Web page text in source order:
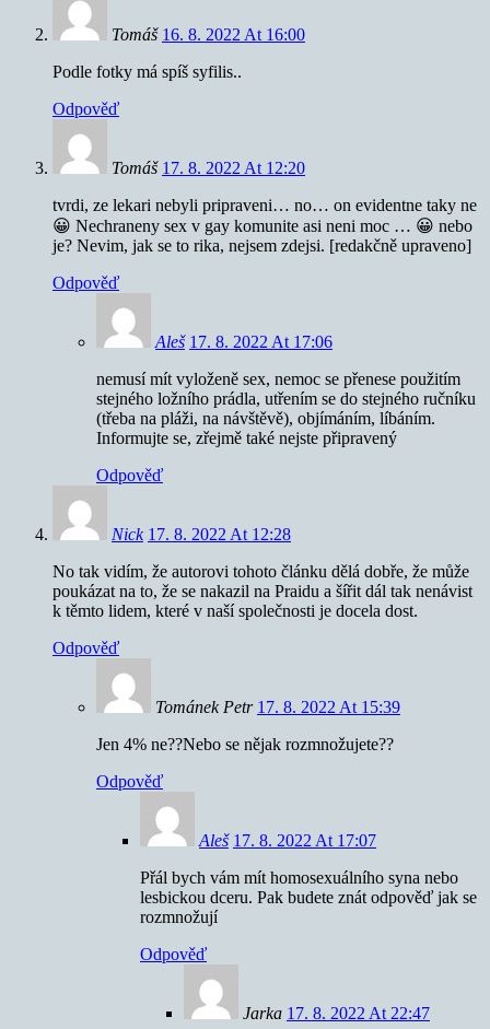
Tomáš 16. 8. 2022 At 16:00
Podle fotky má spíš syfilis..
Odpověď
Tomáš 17. 8. 2022 At 12:20
tvrdi, ze lekari nebyli pripraveni… no… on evidentne taky ne
😀 Nechraneny sex v gay komunite asi neni moc … 😀 nebo
je? Nevim, jak se to rika, nejsem zdejsi. [redakčně upraveno]
Odpověď
Aleš 17. 8. 2022 At 17:06
nemusí mít vyloženě sex, nemoc se přenese použitím
stejného ložního prádla, utřením se do stejného ručníku
(třeba na pláži, na návštěvě), objímáním, líbáním.
Informujte se, zřejmě také nejste připravený
Odpověď
Nick 17. 8. 2022 At 12:28
No tak vidím, že autorovi tohoto článku dělá dobře, že může
poukázat na to, že se nakazil na Praidu a šířit dál tak nenávist
k těmto lidem, které v naší společnosti je docela dost.
Odpověď
Tománek Petr 17. 8. 2022 At 15:39
Jen 4% ne??Nebo se nějak rozmnožujete??
Odpověď
Aleš 17. 8. 2022 At 17:07
Přál bych vám mít homosexuálního syna nebo
lesbickou dceru. Pak budete znát odpověď jak se
rozmnožují
Odpověď
Jarka 17. 8. 2022 At 22:47